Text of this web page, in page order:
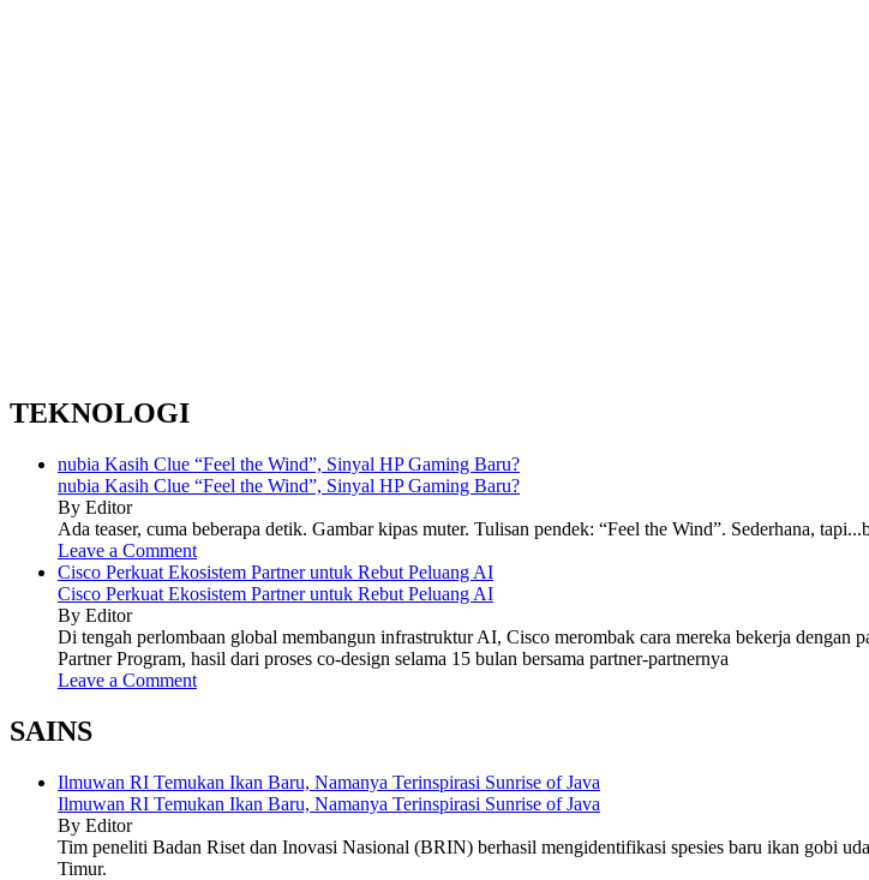
TEKNOLOGI
nubia Kasih Clue “Feel the Wind”, Sinyal HP Gaming Baru?
nubia Kasih Clue “Feel the Wind”, Sinyal HP Gaming Baru?
By Editor
Ada teaser, cuma beberapa detik. Gambar kipas muter. Tulisan pendek: “Feel the Wind”. Sederhana,
Leave a Comment
Cisco Perkuat Ekosistem Partner untuk Rebut Peluang AI
Cisco Perkuat Ekosistem Partner untuk Rebut Peluang AI
By Editor
Di tengah perlombaan global membangun infrastruktur AI, Cisco merombak cara mereka bekerja dengan
Partner Program, hasil dari proses co-design selama 15 bulan bersama partner-partnernya
Leave a Comment
SAINS
Ilmuwan RI Temukan Ikan Baru, Namanya Terinspirasi Sunrise of Java
Ilmuwan RI Temukan Ikan Baru, Namanya Terinspirasi Sunrise of Java
By Editor
Tim peneliti Badan Riset dan Inovasi Nasional (BRIN) berhasil mengidentifikasi spesies baru ikan gobi
Timur.